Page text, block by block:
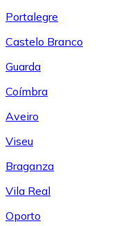
Portalegre
Castelo Branco
Guarda
Coímbra
Aveiro
Viseu
Braganza
Vila Real
Oporto